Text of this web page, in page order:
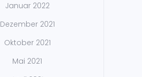
Januar 2022
Dezember 2021
Oktober 2021
Mai 2021